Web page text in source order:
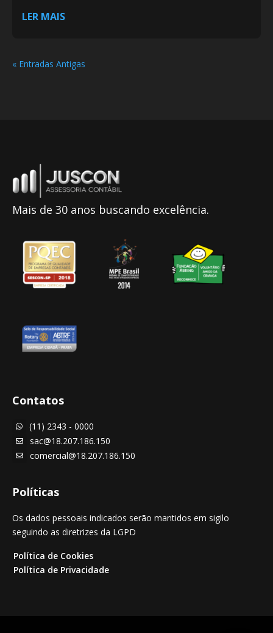
LER MAIS
« Entradas Antigas
Mais de 30 anos buscando excelência.
Contatos
 (11) 2343 - 0000
 sac@18.207.186.150
 comercial@18.207.186.150
Políticas
Os dados pessoais indicados serão mantidos em sigilo
seguindo as diretrizes da LGPD
Política de Cookies
Política de Privacidade